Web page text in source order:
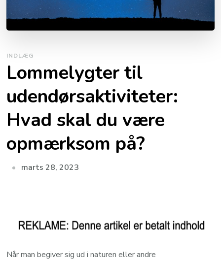
INDLÆG
Lommelygter til
udendørsaktiviteter:
Hvad skal du være
opmærksom på?
marts 28, 2023
Når man begiver sig ud i naturen eller andre